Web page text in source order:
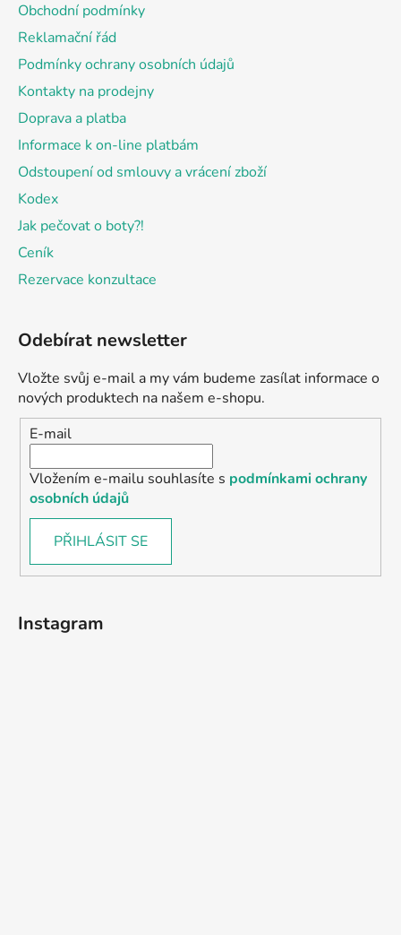
Obchodní podmínky
Reklamační řád
Podmínky ochrany osobních údajů
Kontakty na prodejny
Doprava a platba
Informace k on-line platbám
Odstoupení od smlouvy a vrácení zboží
Kodex
Jak pečovat o boty?!
Ceník
Rezervace konzultace
Odebírat newsletter
Vložte svůj e-mail a my vám budeme zasílat informace o
nových produktech na našem e-shopu.
E-mail
Vložením e-mailu souhlasíte s podmínkami ochrany
osobních údajů
PŘIHLÁSIT SE
Instagram